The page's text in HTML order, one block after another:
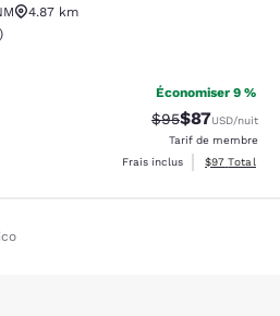
4.87 km
Exceptionnel. 257 commentaires
)
Économiser 9 %
Tarif barré :
$95Tarif réduit :
$87USD/nuit
Tarif de membre
Frais inclus
Afficher les
$97 Total